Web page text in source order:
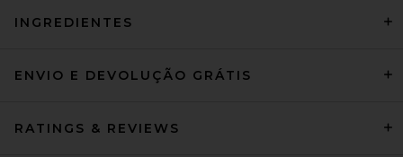
INGREDIENTES
ENVIO E DEVOLUÇÃO GRÁTIS
RATINGS & REVIEWS